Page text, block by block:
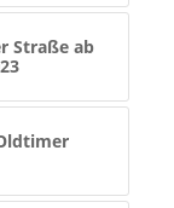
Straße ab